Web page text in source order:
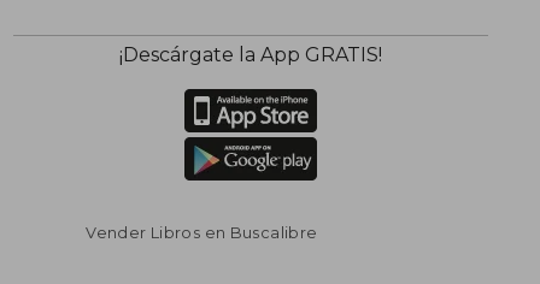
¡Descárgate la App GRATIS!
Vender Libros en Buscalibre